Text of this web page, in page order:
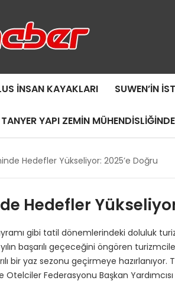
İNSAN KAYAKLARI SUWEN’IN
TANYER YAPI ZEMIN
Hedefler Yükseliyor: 2025’e Doğru
Hedefler
gibi tatil dönemlerindeki doluluk
başarılı geçeceğini öngören
bir yaz sezonu geçirmeye
Federasyonu Başkan